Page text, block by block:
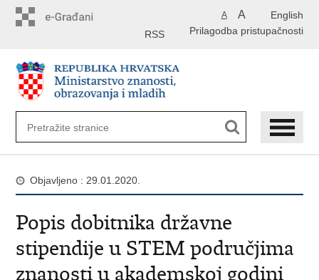
English
A A
Prilagodba pristupačnosti
RSS
Objavljeno : 29.01.2020.
Popis dobitnika državne
stipendije u STEM područjima
znanosti u akademskoj godini